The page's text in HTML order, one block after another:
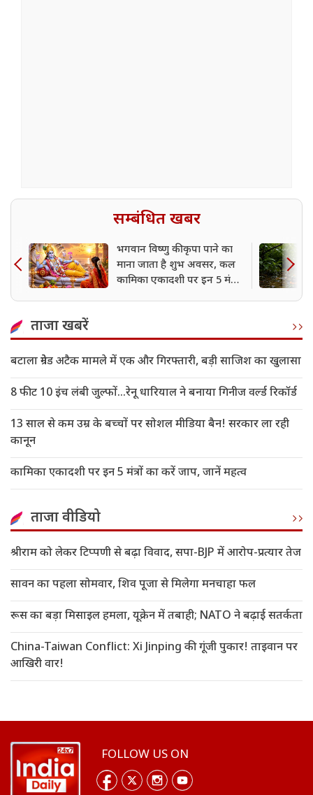
सम्बंधित खबर
भगवान विष्णु की कृपा पाने का
माना जाता है शुभ अवसर, कल
कामिका एकादशी पर इन 5 मंत्रों
ताजा खबरें
बटाला ग्रेनेड अटैक मामले में एक और गिरफ्तारी, बड़ी साजिश का खुलासा
8 फीट 10 इंच लंबी जुल्फों...रेनू धारियाल ने बनाया गिनीज वर्ल्ड रिकॉर्ड
13 साल से कम उम्र के बच्चों पर सोशल मीडिया बैन! सरकार ला रही
कानून
कामिका एकादशी पर इन 5 मंत्रों का करें जाप, जानें महत्व
ताजा वीडियो
श्रीराम को लेकर टिप्पणी से बढ़ा विवाद, सपा-BJP में आरोप-प्रत्यार तेज
सावन का पहला सोमवार, शिव पूजा से मिलेगा मनचाहा फल
रूस का बड़ा मिसाइल हमला, यूक्रेन में तबाही; NATO ने बढ़ाई सतर्कता
China-Taiwan Conflict: Xi Jinping की गूंजी पुकार! ताइवान पर
आखिरी वार!
FOLLOW US ON